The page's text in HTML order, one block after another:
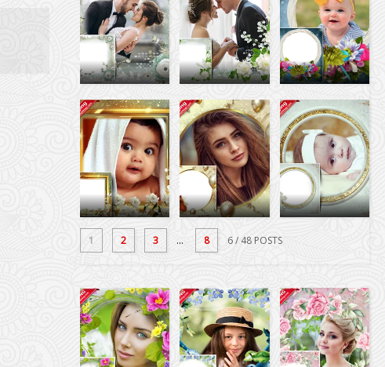
1 2 3 ... 8 6/ 48 POSTS